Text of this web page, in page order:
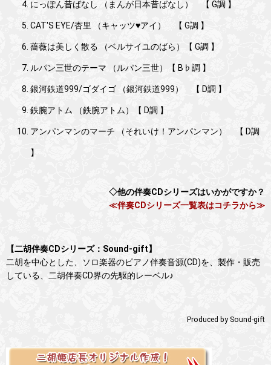
にっぽん昔ばなし （まんが日本昔ばなし） 【 G調 】
CAT'S EYE/杏里 （キャッツ♥アイ） 【 G調 】
薔薇は美しく散る （ベルサイユのばら）【 G調 】
ルパン三世のテーマ （ルパン三世）【 B♭調 】
銀河鉄道999/ゴダイゴ （銀河鉄道999） 【 D調 】
鉄腕アトム （鉄腕アトム）【 D調 】
アンパンマンのマーチ （それいけ！アンパンマン） 【 D調
】
◇他の伴奏CDシリーズはいかがですか？
≪伴奏CDシリーズ一覧表はコチラから≫
【二胡伴奏CDシリーズ：Sound-gift】
二胡を中心とした、ソロ楽器のピアノ伴奏音源(CD)を、製作・販売
している、二胡伴奏CD界の先駆的レーベル♪
Produced by Sound-gift